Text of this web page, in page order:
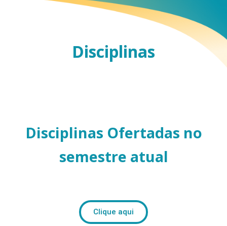
Disciplinas
Disciplinas Ofertadas no
semestre atual
Clique aqui